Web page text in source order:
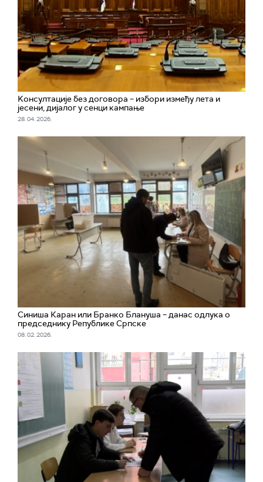
Kонсултације без договора – избори између лета и
јесени, дијалог у сенци кампање
28. 04. 2026.
Синиша Каран или Бранко Блануша – данас одлука о
председнику Републике Српске
08. 02. 2026.